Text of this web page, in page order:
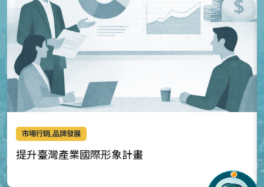
市場行銷,品牌發展
提升臺灣產業國際形象計畫